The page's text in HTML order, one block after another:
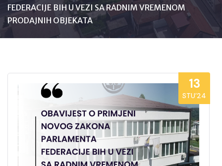
FEDERACIJE BIH U VEZI SA RADNIM VREMENOM
PRODAJNIH OBJEKATA
13
STU’24